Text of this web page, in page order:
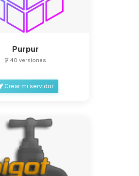
Purpur
40 versiones
Crear mi servidor